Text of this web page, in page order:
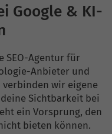
Google & KI-
SEO-Agentur für
Anbieter und
verbinden wir eigene
Sichtbarkeit bei
ein Vorsprung, den
bieten können.